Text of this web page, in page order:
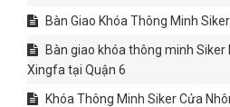
Bàn Giao Khóa Thông Minh
Bàn giao khóa thông minh Siker
Xingfa tại Quận 6
Khóa Thông Minh Siker Cửa